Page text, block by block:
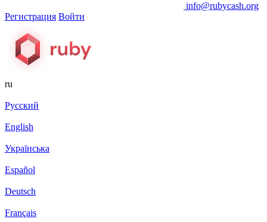
info@rubycash.org
Регистрация Войти
ru
Русский
English
Українська
Español
Deutsch
Français